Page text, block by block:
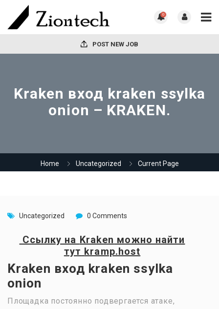
0
POST NEW JOB
Kraken вход kraken ssylka
onion – KRAKEN.
Home Uncategorized Current Page
Uncategorized 0 Comments
Ссылку на Kraken можно найти
тут kramp.host
Kraken вход kraken ssylka
onion
Площадка постоянно подвергается атаке,